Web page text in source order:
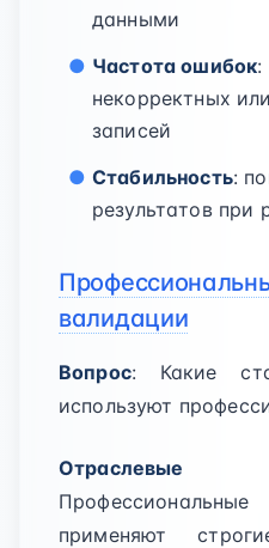
данными
Частота ошибок:
некорректных
записей
Стабильность:
результатов при
валидации
Вопрос: Какие
используют
применяют